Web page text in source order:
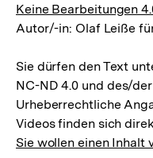
Keine Bearbeitungen
Autor/-in: Olaf Leiße
Sie dürfen den Text
NC-ND 4.0 und des/
Urheberrechtliche
Videos finden sich
Sie wollen einen Inhalt